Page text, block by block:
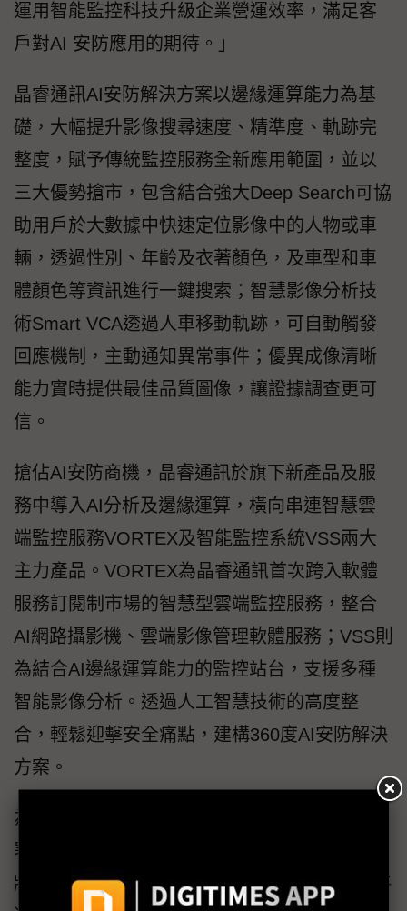
運用智能監控科技升級企業營運效率，滿足客
戶對AI 安防應用的期待。」
晶睿通訊AI安防解決方案以邊緣運算能力為基
礎，大幅提升影像搜尋速度、精準度、軌跡完
整度，賦予傳統監控服務全新應用範圍，並以
三大優勢搶市，包含結合強大Deep Search可協
助用戶於大數據中快速定位影像中的人物或車
輛，透過性別、年齡及衣著顏色，及車型和車
體顏色等資訊進行一鍵搜索；智慧影像分析技
術Smart VCA透過人車移動軌跡，可自動觸發
回應機制，主動通知異常事件；優異成像清晰
能力實時提供最佳品質圖像，讓證據調查更可
信。
搶佔AI安防商機，晶睿通訊於旗下新產品及服
務中導入AI分析及邊緣運算，橫向串連智慧雲
端監控服務VORTEX及智能監控系統VSS兩大
主力產品。VORTEX為晶睿通訊首次跨入軟體
服務訂閱制市場的智慧型雲端監控服務，整合
AI網路攝影機、雲端影像管理軟體服務；VSS則
為結合AI邊緣運算能力的監控站台，支援多種
智能影像分析。透過人工智慧技術的高度整
合，輕鬆迎擊安全痛點，建構360度AI安防解決
方案。
為拓展AI安防解決方案應用場景，晶睿通訊部
署多元平台並與策略夥伴Milestone合作。透過
將AI技術與其XProtect監控平台的無縫整合，將